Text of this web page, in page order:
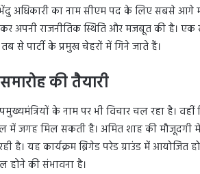
अधिकारी का नाम सीएम पद के लिए सबसे आगे
कर अपनी राजनीतिक स्थिति और मजबूत की है।
से पार्टी के प्रमुख चेहरों में गिने जाते हैं।
की तैयारी
के नाम पर भी विचार चल रहा है।
में जगह मिल सकती है। अमित शाह की
है। यह कार्यक्रम ब्रिगेड परेड ग्राउंड में आयोजित
होने की संभावना है।